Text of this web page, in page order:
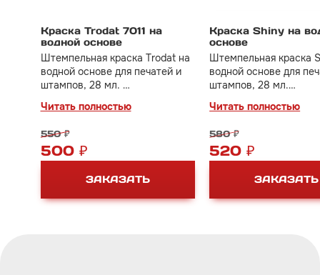
Краска Trodat 7011 на
водной основе
Читать полностью
Штемпельная краска Trodat на
водной основе для печатей и
штампов, 28 мл.
оттисков на обычную бумагу,
550 ₽
500 ₽
ЗАКАЗАТЬ
Краска Shiny на
основе
Читать полностью
Штемпельная краска
водной основе для
штампов, 28 мл.
консистенцию по
заправки
подушек.
оттисков на обычную
580 ₽
520 ₽
ЗАКАЗАТЬ